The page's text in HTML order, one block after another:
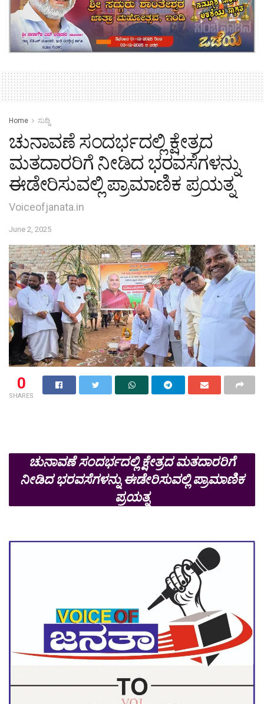
Home ಸುದ್ದಿ
ಚುನಾವಣೆ ಸಂದರ್ಭದಲ್ಲಿ ಕ್ಷೇತ್ರದ
ಮತದಾರರಿಗೆ ನೀಡಿದ ಭರವಸೆಗಳನ್ನು
ಈಡೇರಿಸುವಲ್ಲಿ ಪ್ರಾಮಾಣಿಕ ಪ್ರಯತ್ನ
Voiceofjanata.in
June 2, 2025
0
SHARES
ಚುನಾವಣೆ ಸಂದರ್ಭದಲ್ಲಿ ಕ್ಷೇತ್ರದ ಮತದಾರರಿಗೆ
ನೀಡಿದ ಭರವಸೆಗಳನ್ನು ಈಡೇರಿಸುವಲ್ಲಿ ಪ್ರಾಮಾಣಿಕ
ಪ್ರಯತ್ನ